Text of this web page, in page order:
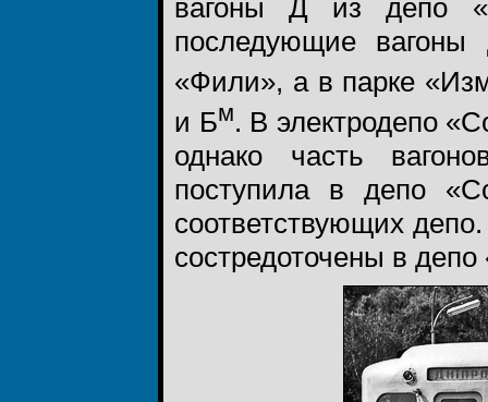
вагоны Д из депо
последующие
«Фили», а в парке
и Бм. В электродепо
однако часть
поступила в депо
соответствующих
состредоточены в